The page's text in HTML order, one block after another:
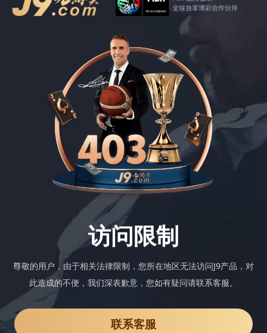
访问限制
尊敬的用户，由于相关法律限制，您所在地区无法访问J9产品，对
此造成的不便，我们深表歉意，您如有疑问请联系客服。
联系客服